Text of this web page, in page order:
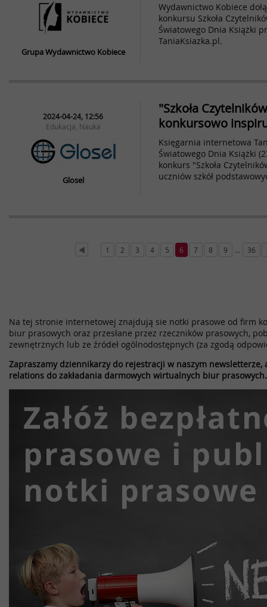
Grupa Wydawnictwo Kobiece
Wydawnictwo Kobiece
konkursu Szkoła
Światowego Dnia Książki
TaniaKsiazka.pl.
2024-04-24, 12:56
Edukacja, Nauka
Glosel
"Szkoła
konkursowo
Księgarnia internetowa
Światowego Dnia Książki
konkurs "Szkoła
uczniów szkół
1 2 3 4 5 6 7 8 9 ... 36
Na tej stronie internetowej znajdują sie notki prasowe od firm
biur prasowych oraz przesłane przez rzeczników prasowych,
zewnętrznych lub ze źródeł ogólnodostępnych (za zgodą
Zapraszamy dziennikarzy do rejestracji w naszym
relations do zakładania darmowych wirtualnych biur prasowych.